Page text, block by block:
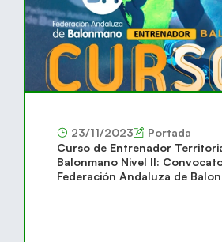
23/11/2023
Portada
Curso de Entrenador
Balonmano Nivel II:
Federación Andaluza de